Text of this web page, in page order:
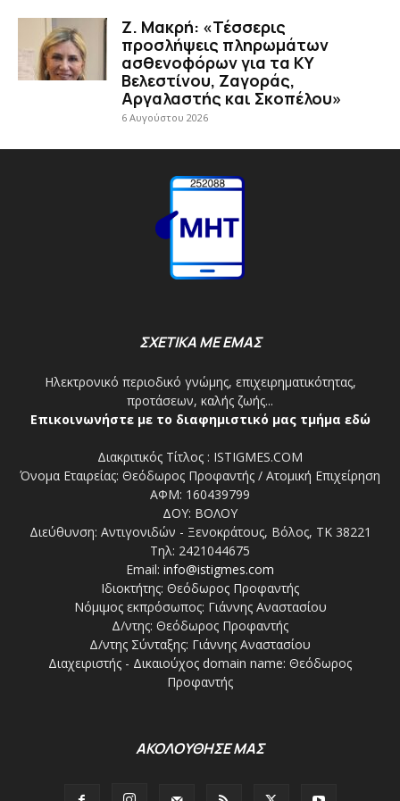
Ζ. Μακρή: «Τέσσερις
προσλήψεις πληρωμάτων
ασθενοφόρων για τα ΚΥ
Βελεστίνου, Ζαγοράς,
Αργαλαστής και Σκοπέλου»
6 Αυγούστου 2026
ΣΧΕΤΙΚΑ ΜΕ ΕΜΑΣ
Ηλεκτρονικό περιοδικό γνώμης, επιχειρηματικότητας,
προτάσεων, καλής ζωής...
Επικοινωνήστε με το διαφημιστικό μας τμήμα εδώ
Διακριτικός Τίτλος : ISTIGMES.COM
Όνομα Εταιρείας: Θεόδωρος Προφαντής / Ατομική Επιχείρηση
ΑΦΜ: 160439799
ΔΟΥ: ΒΟΛΟΥ
Διεύθυνση: Αντιγονιδών - Ξενοκράτους, Βόλος, ΤΚ 38221
Τηλ: 2421044675
Email: info@istigmes.com
Ιδιοκτήτης: Θεόδωρος Προφαντής
Νόμιμος εκπρόσωπος: Γιάννης Αναστασίου
Δ/ντης: Θεόδωρος Προφαντής
Δ/ντης Σύνταξης: Γιάννης Αναστασίου
Διαχειριστής - Δικαιούχος domain name: Θεόδωρος
Προφαντής
ΑΚΟΛΟΥΘΗΣΕ ΜΑΣ